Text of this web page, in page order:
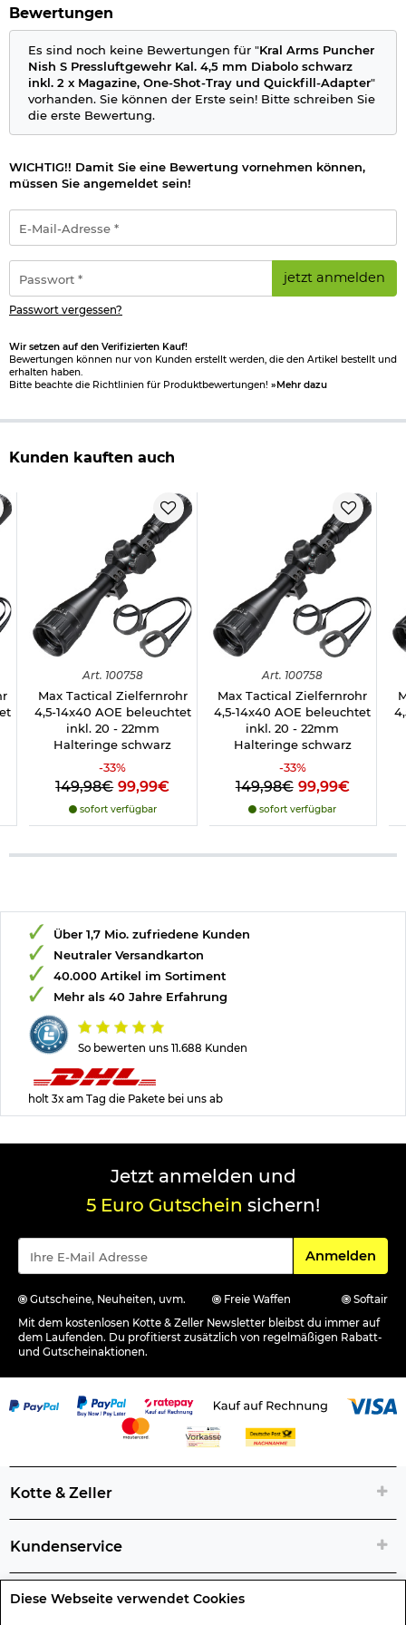
Diese Webseite verwendet Cookies
Munition: Diabolos im Kaliber 4,5 mm
Antrieb: Pressluft
Magazinkapazität: Einzelschuss oder 14 Schuss
Trommelmagazin
Leistung: max. 7,5 Joule
Quick Fill Anschluss
gezogener Lauf
1/2 x 20 UNF Laufgewinde für Schalldämpfer
Abzug: verstellbar
Sicherung: manuelle Sicherung
Material: Metall, Kunststoff
Gewicht: ca. 3300 g
Farbe: schwarz
Marke: Kral Arms
Direkt mitbestellen: Zum Betrieb benötigen Sie noch Diabolos
im Kaliber 4,5 mm .
Hinweis: Das abgebildete Zielgerät ist nicht im Lieferumfang
Wichtige waffenrechtliche Informationen:
Jahren - Dieser Artikel kann nur versendet werden, wenn Sie
Altersnachweiszusenden, sofern uns dieser noch
(bitte den Link:
für genaue Infos
Hinweis: Richtiger
Umgang mit Druckluft-, Federdruckwaffen und CO2-Waffen
Bewertungen
Es sind noch keine Bewertungen für "Kral Arms Puncher
Nish S Pressluftgewehr Kal. 4,5 mm Diabolo schwarz
inkl. 2 x Magazine, One-Shot-Tray und Quickfill-Adapter"
vorhanden. Sie können der Erste sein! Bitte schreiben Sie
die erste Bewertung.
WICHTIG!! Damit Sie eine Bewertung vornehmen können,
müssen Sie angemeldet sein!
Mail-
Adresse
*
jetzt anmelden
Passwort vergessen?
Wir setzen auf den Verifizierten Kauf!
Bewertungen können nur von Kunden erstellt werden, die den Artikel bestellt und
erhalten haben.
Bitte beachte die Richtlinien für Produktbewertungen! »Mehr dazu
Kunden kauften auch
Art. 100758
Max Tactical Zielfernrohr
4,5-14x40 AOE beleuchtet
inkl. 20 - 22mm
Halteringe schwarz
-33%
149,98€ 99,99€
sofort verfügbar
Art. 100758
Max Tactical Zielfernrohr
4,5-14x40 AOE beleuchtet
inkl. 20 - 22mm
Halteringe schwarz
-33%
149,98€ 99,99€
sofort verfügbar
So bewerten uns 11.688 Kunden
Über 1,7 Mio. zufriedene Kunden
Neutraler Versandkarton
40.000 Artikel im Sortiment
Mehr als 40 Jahre Erfahrung
holt 3x am Tag die Pakete bei uns ab
Jetzt anmelden und
5 Euro Gutschein sichern!
Für den
Anmelden
Gutscheine, Neuheiten, uvm. Freie Waffen
Softair
Mit dem kostenlosen Kotte & Zeller Newsletter bleibst du immer auf
dem Laufenden. Du profitierst zusätzlich von regelmäßigen Rabatt-
und Gutscheinaktionen.
Kotte & Zeller
Kundenservice
Rechtliche Artikelinfos